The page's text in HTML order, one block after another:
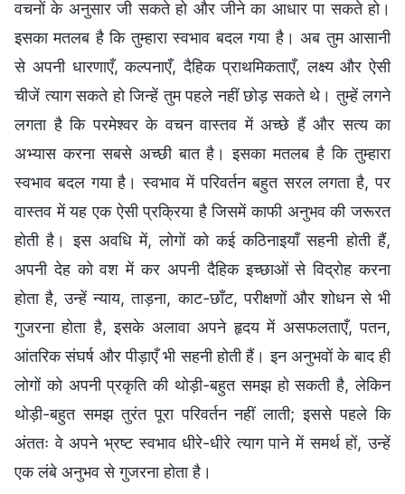
वचनों के अनुसार जी सकते हो और जीने का आधार पा सकते हो।
इसका मतलब है कि तुम्हारा स्वभाव बदल गया है। अब तुम आसानी
से अपनी धारणाएँ, कल्पनाएँ, दैहिक प्राथमिकताएँ, लक्ष्य और ऐसी
चीजें त्याग सकते हो जिन्हें तुम पहले नहीं छोड़ सकते थे। तुम्हें लगने
लगता है कि परमेश्वर के वचन वास्तव में अच्छे हैं और सत्य का
अभ्यास करना सबसे अच्छी बात है। इसका मतलब है कि तुम्हारा
स्वभाव बदल गया है। स्वभाव में परिवर्तन बहुत सरल लगता है, पर
वास्तव में यह एक ऐसी प्रक्रिया है जिसमें काफी अनुभव की जरूरत
होती है। इस अवधि में, लोगों को कई कठिनाइयाँ सहनी होती हैं,
अपनी देह को वश में कर अपनी दैहिक इच्छाओं से विद्रोह करना
होता है, उन्हें न्याय, ताड़ना, काट-छाँट, परीक्षणों और शोधन से भी
गुजरना होता है, इसके अलावा अपने हृदय में असफलताएँ, पतन,
आंतरिक संघर्ष और पीड़ाएँ भी सहनी होती हैं। इन अनुभवों के बाद ही
लोगों को अपनी प्रकृति की थोड़ी-बहुत समझ हो सकती है, लेकिन
थोड़ी-बहुत समझ तुरंत पूरा परिवर्तन नहीं लाती; इससे पहले कि
अंततः वे अपने भ्रष्ट स्वभाव धीरे-धीरे त्याग पाने में समर्थ हों, उन्हें
एक लंबे अनुभव से गुजरना होता है।